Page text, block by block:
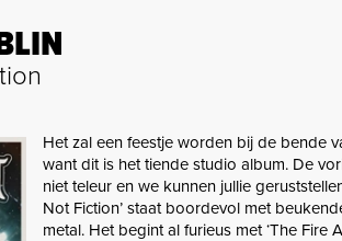
Het zal een feestje worden bij de bende
want dit is het tiende studio album. De
niet teleur en we kunnen jullie
Not Fiction’ staat boordevol met
metal. Het begint al furieus met ‘The Fire